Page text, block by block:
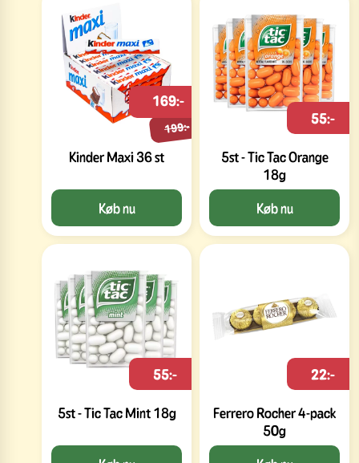
Kinder Maxi 36 st
199:-
169:-
Køb nu
5st - Tic Tac Orange
18g
55:-
Køb nu
5st - Tic Tac Mint 18g
55:-
Ferrero Rocher 4-pack
50g
22:-